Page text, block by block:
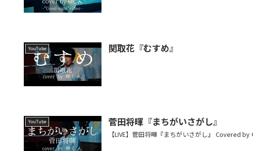
YouTube 関取花『むすめ』
YouTube 菅田将暉『まちがいさがし』
【LIVE】菅田将暉『まちがいさがし』 Covered by